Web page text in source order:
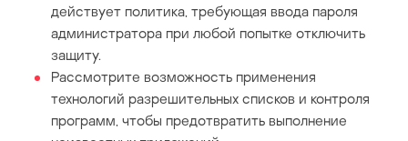
действует политика, требующая ввода пароля
администратора при любой попытке отключить
защиту.
Рассмотрите возможность применения
технологий разрешительных списков и контроля
программ, чтобы предотвратить выполнение